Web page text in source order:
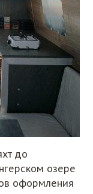
до
озере
оформления